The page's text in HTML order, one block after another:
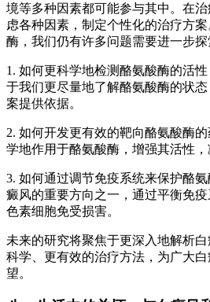
境等多种因素都可能参与其中。在
虑各种因素，制定个性化的治疗方
酶，我们仍有许多问题需要进一步探
1. 如何更科学地检测酪氨酸酶的活
于我们更尽量地了解酪氨酸酶的状
案提供依据。
2. 如何开发更有效的靶向酪氨酸酶
学地作用于酪氨酸酶，增强其活性，
3. 如何通过调节免疫系统来保护酪
癜风的重要方向之一，通过平衡免
色素细胞免受损害。
未来的研究将聚焦于更深入地解析
科学、更有效的治疗方法，为广大
望。